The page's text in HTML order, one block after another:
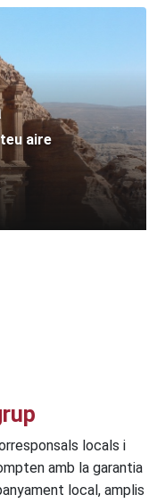
aire
locals i
amb la garantia
local, amplis